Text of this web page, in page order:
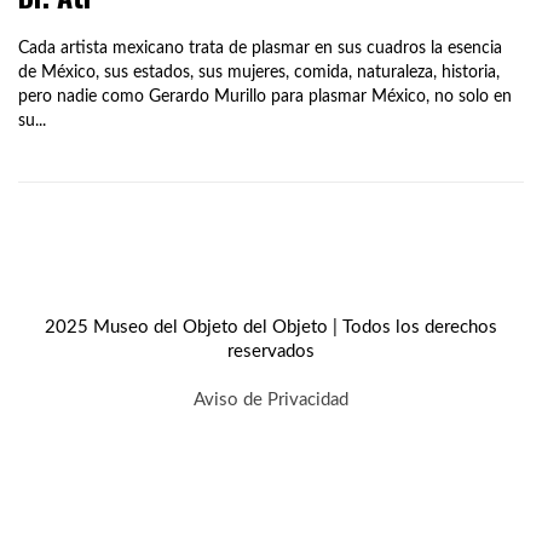
Cada artista mexicano trata de plasmar en sus cuadros la esencia
de México, sus estados, sus mujeres, comida, naturaleza, historia,
pero nadie como Gerardo Murillo para plasmar México, no solo en
su...
2025 Museo del Objeto del Objeto | Todos los derechos
reservados
Aviso de Privacidad